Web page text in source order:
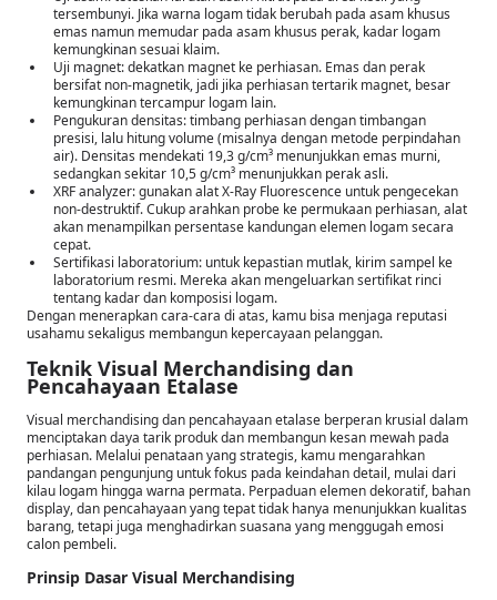
tersembunyi. Jika warna logam tidak berubah pada asam khusus
emas namun memudar pada asam khusus perak, kadar logam
kemungkinan sesuai klaim.
Uji magnet: dekatkan magnet ke perhiasan. Emas dan perak
bersifat non-magnetik, jadi jika perhiasan tertarik magnet, besar
kemungkinan tercampur logam lain.
Pengukuran densitas: timbang perhiasan dengan timbangan
presisi, lalu hitung volume (misalnya dengan metode perpindahan
air). Densitas mendekati 19,3 g/cm³ menunjukkan emas murni,
sedangkan sekitar 10,5 g/cm³ menunjukkan perak asli.
XRF analyzer: gunakan alat X-Ray Fluorescence untuk pengecekan
non-destruktif. Cukup arahkan probe ke permukaan perhiasan, alat
akan menampilkan persentase kandungan elemen logam secara
cepat.
Sertifikasi laboratorium: untuk kepastian mutlak, kirim sampel ke
laboratorium resmi. Mereka akan mengeluarkan sertifikat rinci
tentang kadar dan komposisi logam.
Dengan menerapkan cara-cara di atas, kamu bisa menjaga reputasi
usahamu sekaligus membangun kepercayaan pelanggan.
Teknik Visual Merchandising dan
Pencahayaan Etalase
Visual merchandising dan pencahayaan etalase berperan krusial dalam
menciptakan daya tarik produk dan membangun kesan mewah pada
perhiasan. Melalui penataan yang strategis, kamu mengarahkan
pandangan pengunjung untuk fokus pada keindahan detail, mulai dari
kilau logam hingga warna permata. Perpaduan elemen dekoratif, bahan
display, dan pencahayaan yang tepat tidak hanya menunjukkan kualitas
barang, tetapi juga menghadirkan suasana yang menggugah emosi
calon pembeli.
Prinsip Dasar Visual Merchandising